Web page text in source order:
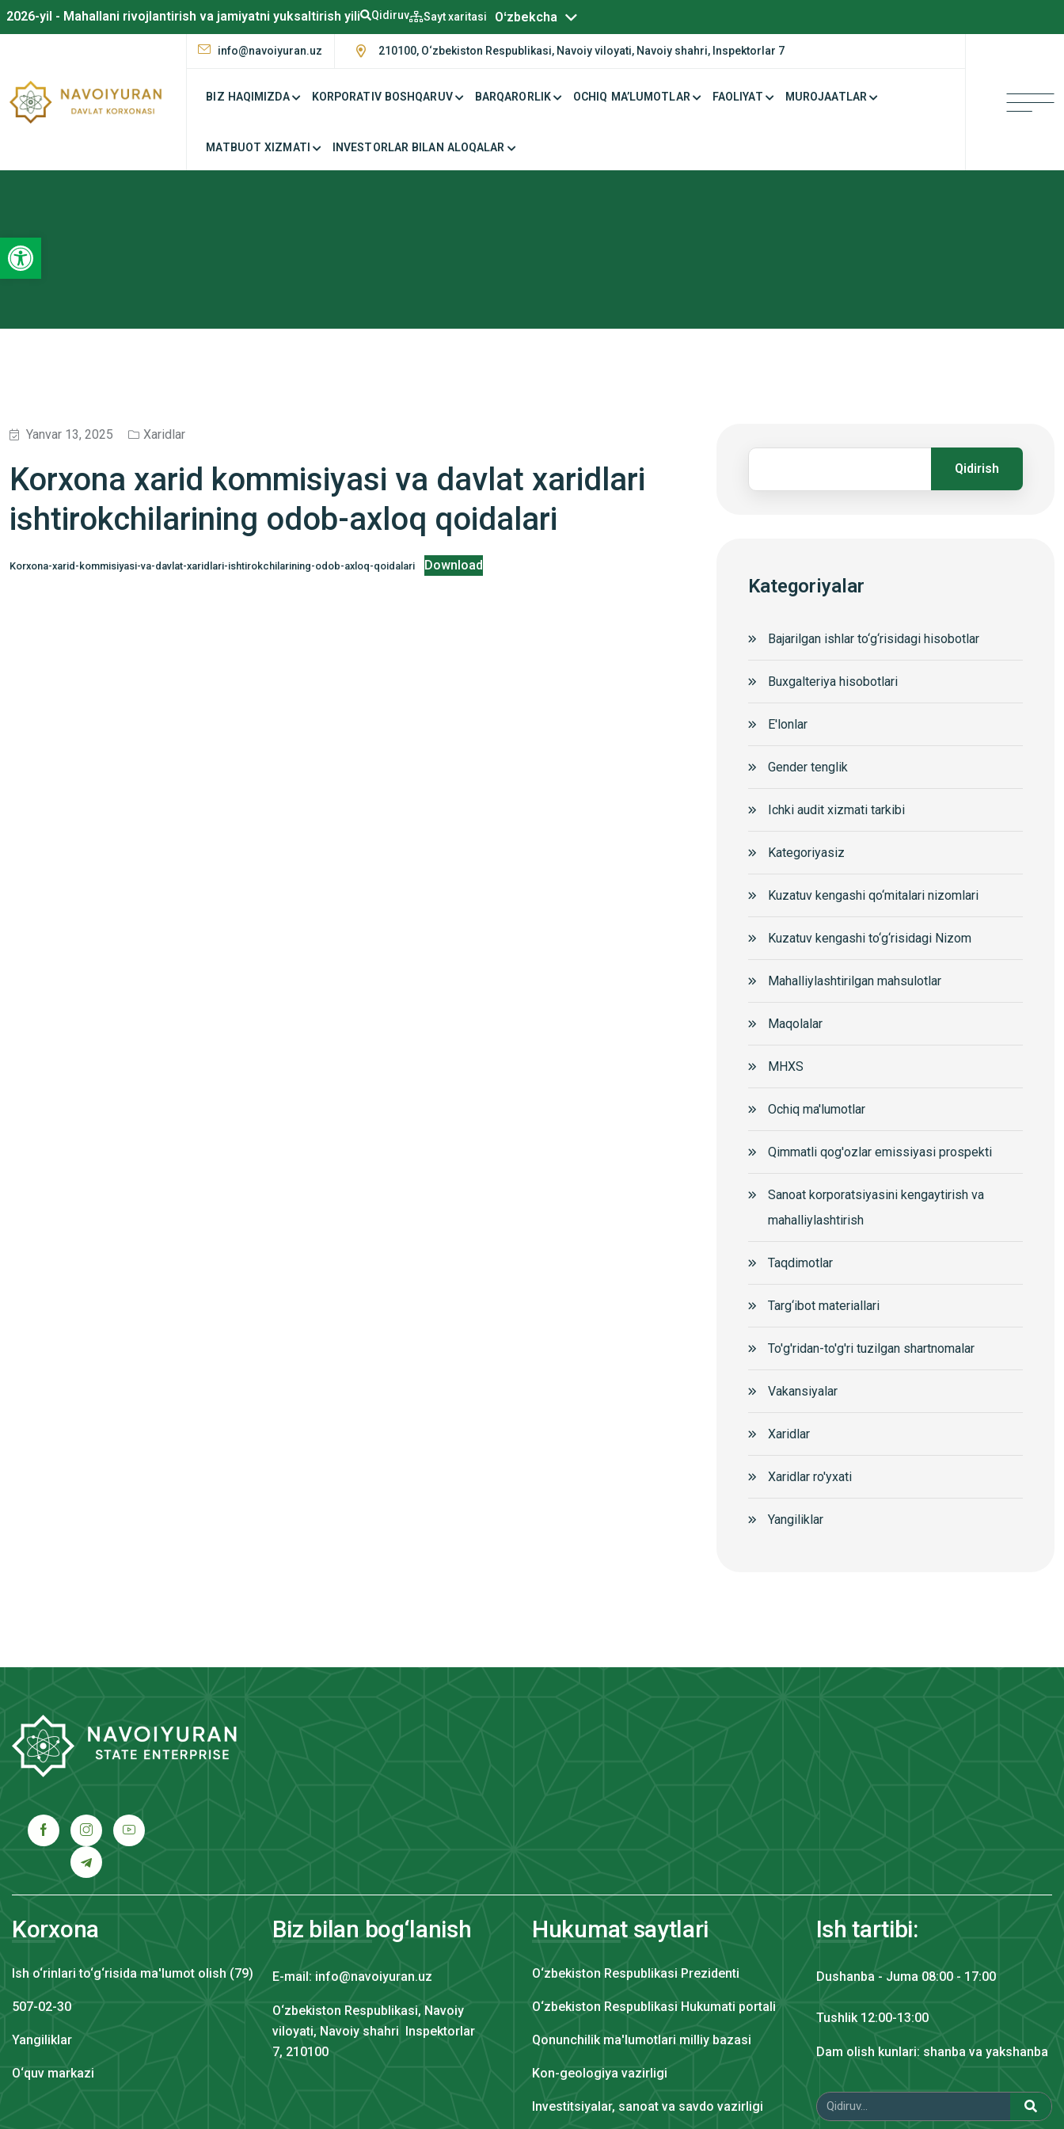
Open toolbar
2026-yil - Mahallani rivojlantirish va jamiyatni yuksaltirish yili Qidiruv Sayt xaritasi Oʻzbekcha
Русский
info@navoiyuran.uz 210100, O‘zbekiston Respublikasi, Navoiy viloyati, Navoiy shahri, Inspektorlar 7
BIZ HAQIMIZDA KORPORATIV BOSHQARUV BARQARORLIK OCHIQ MA’LUMOTLAR FAOLIYAT MUROJAATLAR
MATBUOT XIZMATI INVESTORLAR BILAN ALOQALAR
Yanvar 13, 2025 Xaridlar
Korxona xarid kommisiyasi va davlat xaridlari
ishtirokchilarining odob-axloq qoidalari
Korxona-xarid-kommisiyasi-va-davlat-xaridlari-ishtirokchilarining-odob-axloq-qoidalari Download
Qidirish
Kategoriyalar
Bajarilgan ishlar to‘g‘risidagi hisobotlar
Buxgalteriya hisobotlari
E'lonlar
Gender tenglik
Ichki audit xizmati tarkibi
Kategoriyasiz
Kuzatuv kengashi qo‘mitalari nizomlari
Kuzatuv kengashi to‘g‘risidagi Nizom
Mahalliylashtirilgan mahsulotlar
Maqolalar
MHXS
Ochiq ma'lumotlar
Qimmatli qog'ozlar emissiyasi prospekti
Sanoat korporatsiyasini kengaytirish va
mahalliylashtirish
Taqdimotlar
Targ‘ibot materiallari
To'g'ridan-to'g'ri tuzilgan shartnomalar
Vakansiyalar
Xaridlar
Xaridlar ro'yxati
Yangiliklar
Korxona
Ish o‘rinlari to‘g‘risida ma'lumot olish (79)
507-02-30
Yangiliklar
O‘quv markazi
Biz bilan bog‘lanish
E-mail: info@navoiyuran.uz
O‘zbekiston Respublikasi, Navoiy
viloyati, Navoiy shahri Inspektorlar
7, 210100
Hukumat saytlari
O‘zbekiston Respublikasi Prezidenti
O‘zbekiston Respublikasi Hukumati portali
Qonunchilik ma'lumotlari milliy bazasi
Kon-geologiya vazirligi
Investitsiyalar, sanoat va savdo vazirligi
Ish tartibi:
Dushanba - Juma 08:00 - 17:00
Tushlik 12:00-13:00
Dam olish kunlari: shanba va yakshanba